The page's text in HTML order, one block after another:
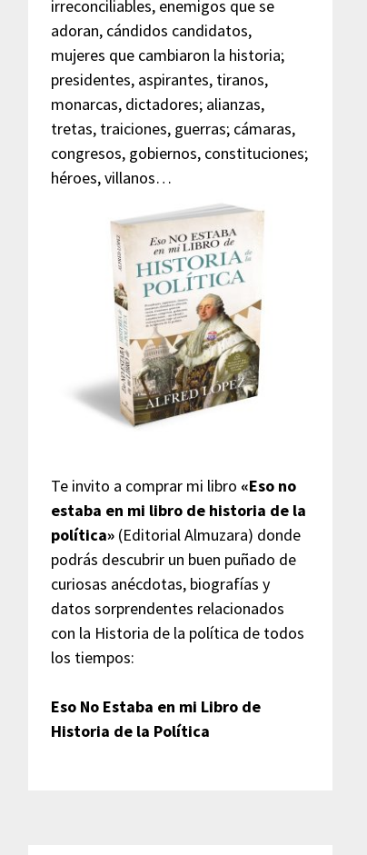
irreconciliables, enemigos que se
adoran, cándidos candidatos,
mujeres que cambiaron la historia;
presidentes, aspirantes, tiranos,
monarcas, dictadores; alianzas,
tretas, traiciones, guerras; cámaras,
congresos, gobiernos, constituciones;
héroes, villanos…
Te invito a comprar mi libro «Eso no
estaba en mi libro de historia de la
política»(Editorial Almuzara) donde
podrás descubrir un buen puñado de
curiosas anécdotas, biografías y
datos sorprendentes relacionados
con la Historia de la política de todos
los tiempos:
Eso No Estaba en mi Libro de
Historia de la Política